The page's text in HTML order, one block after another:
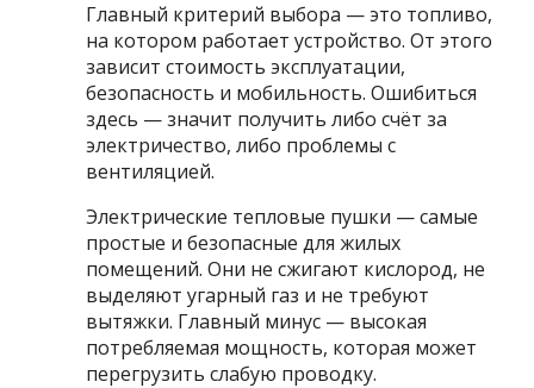
Главный критерий выбора — это топливо,
на котором работает устройство. От этого
зависит стоимость эксплуатации,
безопасность и мобильность. Ошибиться
здесь — значит получить либо счёт за
электричество, либо проблемы с
вентиляцией.
Электрические тепловые пушки — самые
простые и безопасные для жилых
помещений. Они не сжигают кислород, не
выделяют угарный газ и не требуют
вытяжки. Главный минус — высокая
потребляемая мощность, которая может
перегрузить слабую проводку.